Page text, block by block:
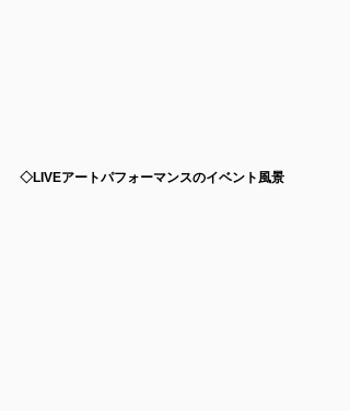
◇LIVEアートパフォーマンスのイベント風景